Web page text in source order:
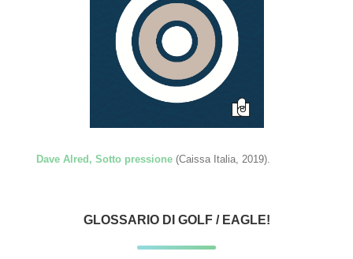
Dave Alred, Sotto pressione (Caissa Italia, 2019).
GLOSSARIO DI GOLF / EAGLE!